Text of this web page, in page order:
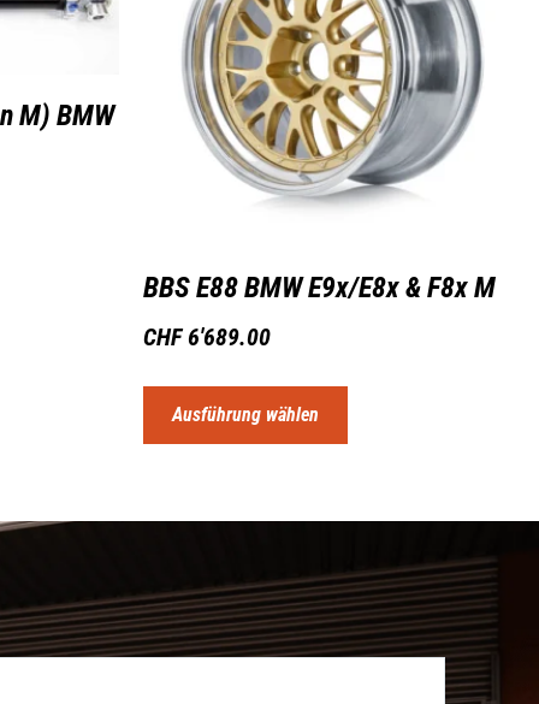
M) BMW
BBS E88 BMW E9x/E8x & F8x M
CHF6'689.00
Ausführung wählen